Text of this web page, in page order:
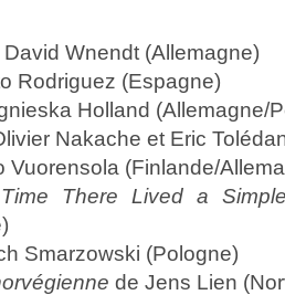
Wnendt (Allemagne)
Rodriguez (Espagne)
Holland (Allemagne/
Nakache et Eric
Vuorensola (Finlande/
There Lived a
Smarzowski (Pologne)
de Jens Lien